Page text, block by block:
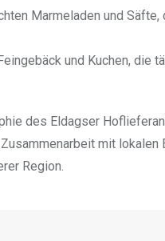
Marmeladen und
und Kuchen, die
des Eldagser
mit lokalen
Region.